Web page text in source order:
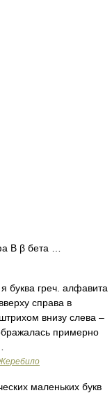
Β β бета …
буква греч. алфавита
справа в
внизу слева –
примерно
маленьких букв